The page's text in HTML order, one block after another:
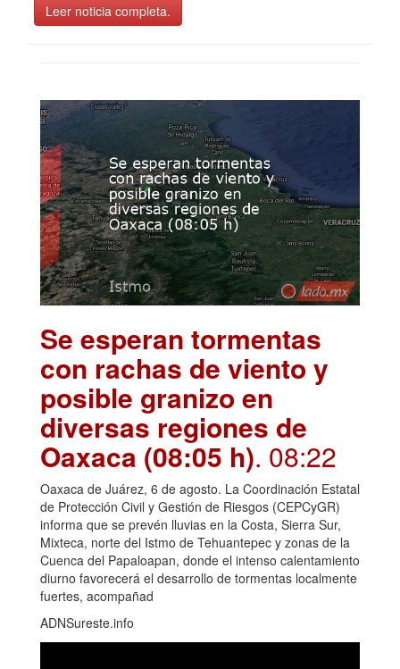
Leer noticia completa.
Se esperan tormentas
con rachas de viento y
posible granizo en
diversas regiones de
Oaxaca (08:05 h). 08:22
Oaxaca de Juárez, 6 de agosto. La Coordinación Estatal
de Protección Civil y Gestión de Riesgos (CEPCyGR)
informa que se prevén lluvias en la Costa, Sierra Sur,
Mixteca, norte del Istmo de Tehuantepec y zonas de la
Cuenca del Papaloapan, donde el intenso calentamiento
diurno favorecerá el desarrollo de tormentas localmente
fuertes, acompañad
ADNSureste.info